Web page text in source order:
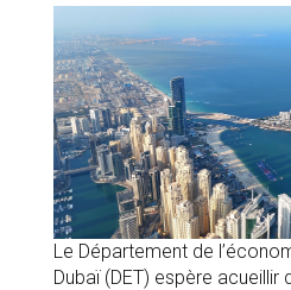
Le Département de
Dubaï (DET) espère acueillir